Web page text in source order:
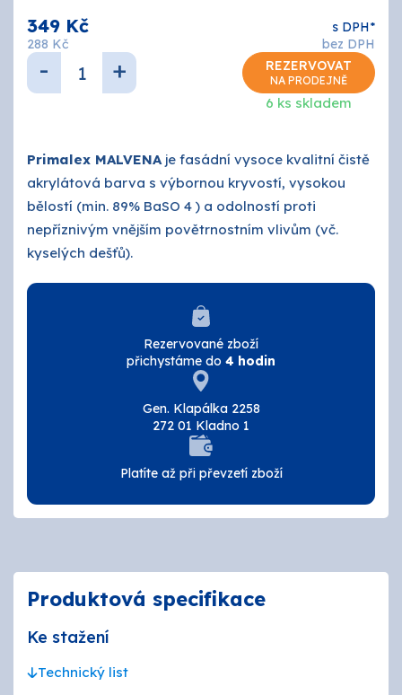
O nás
Kontakty
Primalex MALVENAje fasádní vysoce kvalitní čistě
akrylátová barva s výbornou kryvostí, vysokou
bělostí (min. 89% BaSO 4 ) a odolností proti
nepříznivým vnějším povětrnostním vlivům (vč.
kyselých dešťů).
349 Kč
s DPH*
288 Kč
bez DPH
- + REZERVOVAT
NA PRODEJNĚ
6 ks skladem
Rezervované zboží
přichystáme do 4 hodin
Gen. Klapálka 2258
272 01 Kladno 1
Platíte až při převzetí zboží
Produktová specifikace
Ke stažení
Technický list